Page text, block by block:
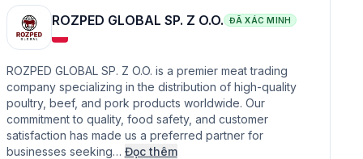
ROZPED GLOBAL SP. Z O.O. ĐÃ XÁC MINH
ROZPED GLOBAL SP. Z O.O. is a premier meat trading
company specializing in the distribution of high-quality
poultry, beef, and pork products worldwide. Our
commitment to quality, food safety, and customer
satisfaction has made us a preferred partner for
businesses seeking… Đọc thêm